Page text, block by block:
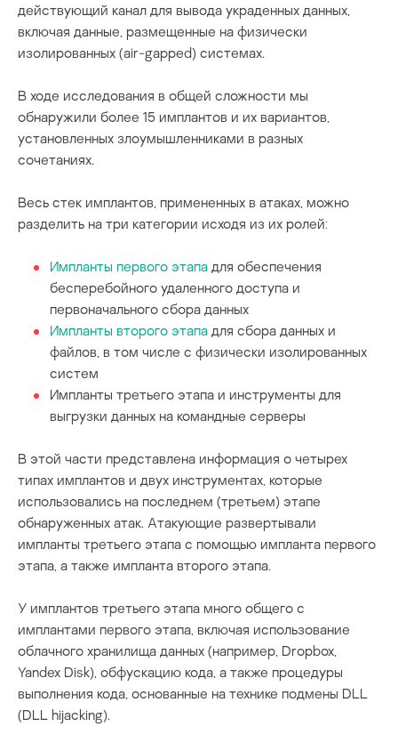
действующий канал для вывода украденных данных,
включая данные, размещенные на физически
изолированных (air-gapped) системах.
В ходе исследования в общей сложности мы
обнаружили более 15 имплантов и их вариантов,
установленных злоумышленниками в разных
сочетаниях.
Весь стек имплантов, примененных в атаках, можно
разделить на три категории исходя из их ролей:
Импланты первого этапа для обеспечения
бесперебойного удаленного доступа и
первоначального сбора данных
Импланты второго этапа для сбора данных и
файлов, в том числе с физически изолированных
систем
Импланты третьего этапа и инструменты для
выгрузки данных на командные серверы
В этой части представлена информация о четырех
типах имплантов и двух инструментах, которые
использовались на последнем (третьем) этапе
обнаруженных атак. Атакующие развертывали
импланты третьего этапа с помощью импланта первого
этапа, а также импланта второго этапа.
У имплантов третьего этапа много общего с
имплантами первого этапа, включая использование
облачного хранилища данных (например, Dropbox,
Yandex Disk), обфускацию кода, а также процедуры
выполнения кода, основанные на технике подмены DLL
(DLL hijacking).